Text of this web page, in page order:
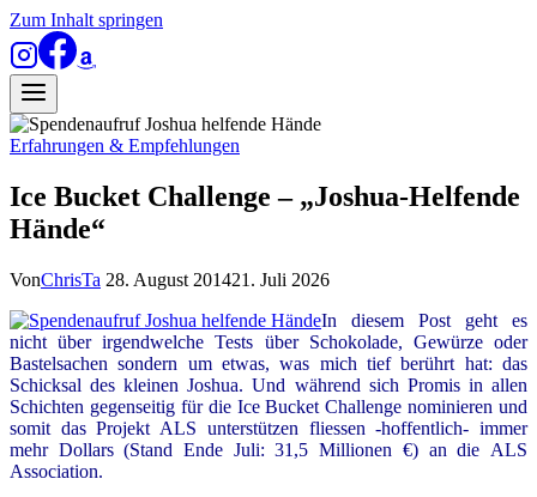
Zum Inhalt springen
Erfahrungen & Empfehlungen
Ice Bucket Challenge – „Joshua-Helfende
Hände“
VonChrisTa 28. August 201421. Juli 2026
In diesem Post geht es
nicht über irgendwelche Tests über Schokolade, Gewürze oder
Bastelsachen sondern um etwas, was mich tief berührt hat: das
Schicksal des kleinen Joshua. Und während sich Promis in allen
Schichten gegenseitig für die Ice Bucket Challenge nominieren und
somit das Projekt ALS unterstützen fliessen -hoffentlich- immer
mehr Dollars (Stand Ende Juli: 31,5 Millionen €) an die ALS
Association.